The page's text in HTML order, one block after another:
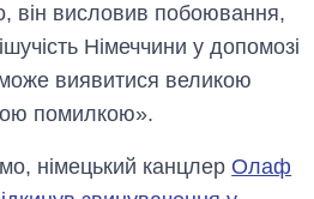
він висловив побоювання,
Німеччини у допомозі
виявитися великою
помилкою».
німецький канцлер Олаф